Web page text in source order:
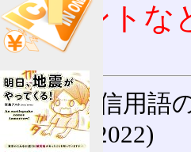
コメントな
通信用語
(27-May-2022)